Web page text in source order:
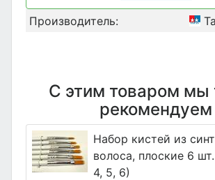
Производитель:
С этим товаром мы
рекомендуем
Набор кистей из
волоса, плоские 6
4, 5, 6)